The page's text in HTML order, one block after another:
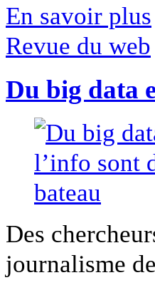
En savoir plus
Revue du web
Du big data
Des
journalisme